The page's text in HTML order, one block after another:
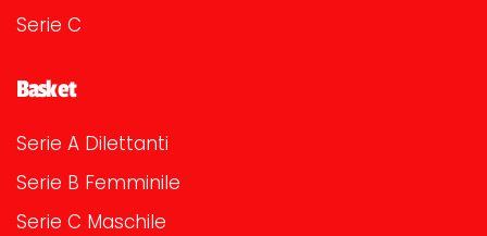
Serie C
Basket
Serie A Dilettanti
Serie B Femminile
Serie C Maschile